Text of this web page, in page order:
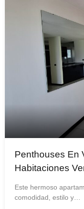
Penthouses En
Habitaciones
Este hermoso
comodidad, estilo y…